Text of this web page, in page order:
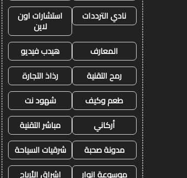
نادي الترددات
استشارات اون
لاين
المعارف
هيدب فيديو
رمح التقنية
رذاذ التجارة
طعم وكيف
شهود نت
أركاني
مباشر التقنية
مدونة صحبة
شرقيات السياحة
موسوعة انوار
اشراق الأرباح